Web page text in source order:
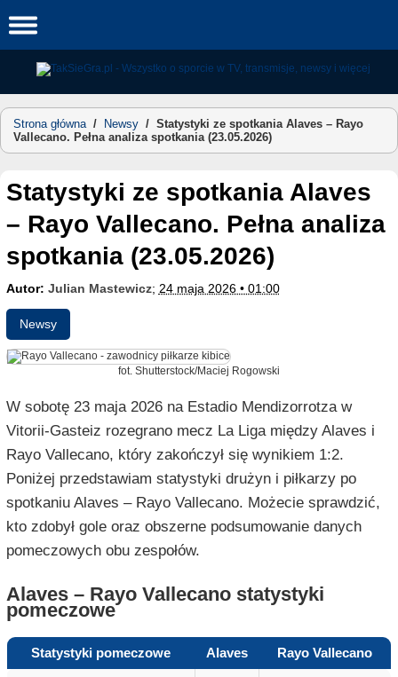
to
Strona główna/ Newsy / Statystyki ze spotkania Alaves – Rayo
Vallecano. Pełna analiza spotkania (23.05.2026)
Statystyki ze spotkania Alaves
– Rayo Vallecano. Pełna analiza
spotkania (23.05.2026)
Autor: Julian Mastewicz; 24 maja 2026 • 01:00
Newsy
fot. Shutterstock/Maciej Rogowski
W sobotę 23 maja 2026 na Estadio Mendizorrotza w
Vitorii-Gasteiz rozegrano mecz La Liga między Alaves i
Rayo Vallecano, który zakończył się wynikiem 1:2.
Poniżej przedstawiam statystyki drużyn i piłkarzy po
spotkaniu Alaves – Rayo Vallecano. Możecie sprawdzić,
kto zdobył gole oraz obszerne podsumowanie danych
pomeczowych obu zespołów.
Alaves – Rayo Vallecano statystyki
pomeczowe
Statystyki pomeczowe Alaves Rayo Vallecano